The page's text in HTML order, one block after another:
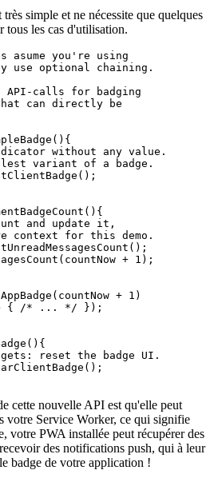
simple et ne nécessite que quelques
tous les cas d'utilisation.
asume you're using
use optional chaining.
calls for badging
can directly be
variant of a badge.
and update it,
context for this demo.
+ 1);
+ 1)
/* ... */ });
reset the badge UI.
cette nouvelle API est qu'elle peut
votre Service Worker, ce qui signifie